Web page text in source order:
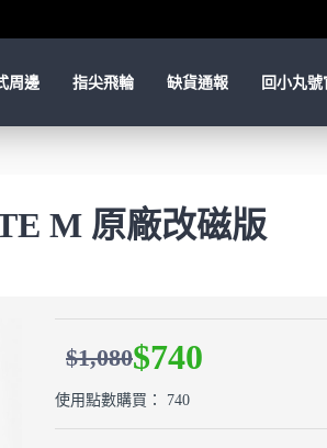
周邊 指尖飛輪 缺貨通報 回小丸號
M 原廠改磁版
$740
$1,080
使用點數購買： 740